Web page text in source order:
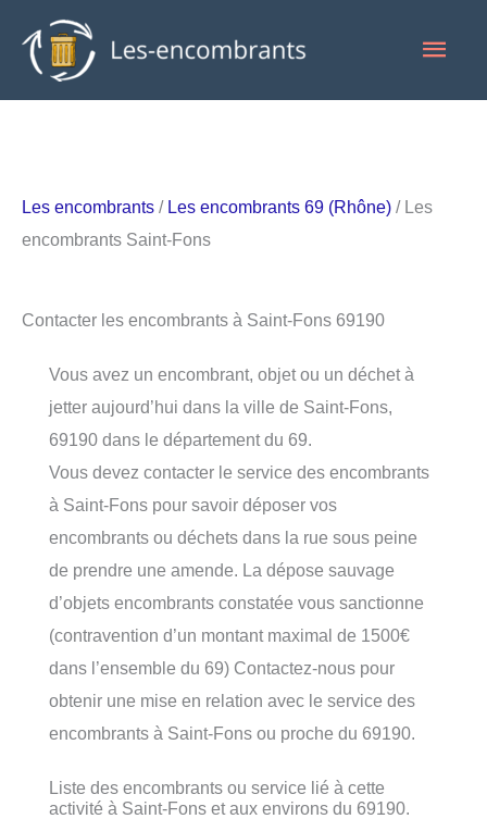
contenu
Les encombrants / Les encombrants 69 (Rhône) / Les
encombrants Saint-Fons
Contacter les encombrants à Saint-Fons 69190
Vous avez un encombrant, objet ou un déchet à
jetter aujourd’hui dans la ville de Saint-Fons,
69190 dans le département du 69.
Vous devez contacter le service des encombrants
à Saint-Fons pour savoir déposer vos
encombrants ou déchets dans la rue sous peine
de prendre une amende. La dépose sauvage
d’objets encombrants constatée vous sanctionne
(contravention d’un montant maximal de 1500€
dans l’ensemble du 69) Contactez-nous pour
obtenir une mise en relation avec le service des
encombrants à Saint-Fons ou proche du 69190.
Liste des encombrants ou service lié à cette
activité à Saint-Fons et aux environs du 69190.